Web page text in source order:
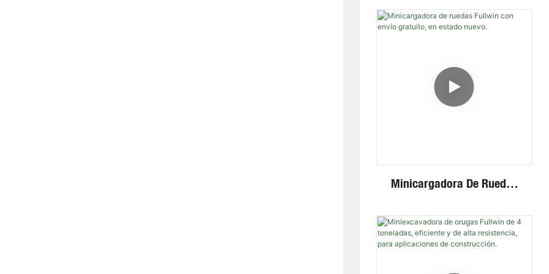
Invisible De Alta Eficiencia
Y Baja Velocidad Sobre
Minicargadora De Ruedas
En Estado Nuevo.